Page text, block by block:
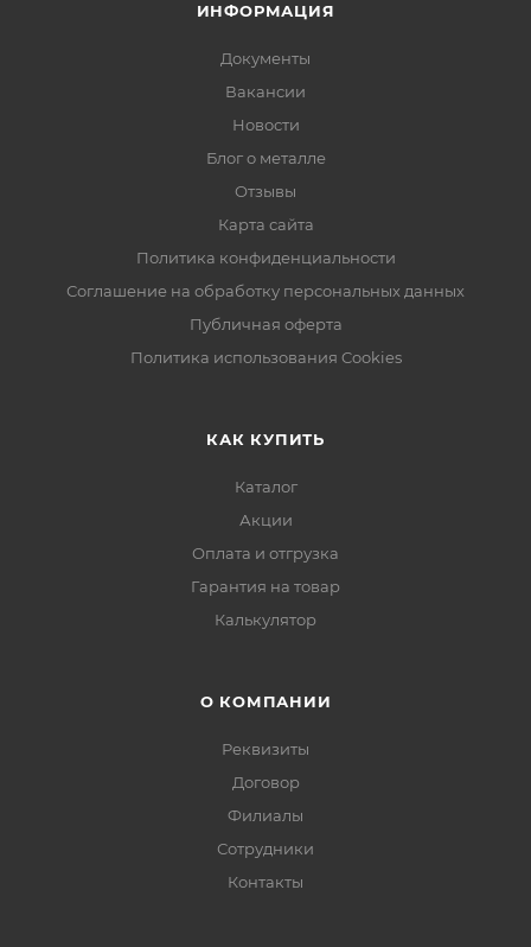
ИНФОРМАЦИЯ
Документы
Вакансии
Новости
Блог о металле
Отзывы
Карта сайта
Политика конфиденциальности
Соглашение на обработку персональных данных
Публичная оферта
Политика использования Cookies
КАК КУПИТЬ
Каталог
Акции
Оплата и отгрузка
Гарантия на товар
Калькулятор
О КОМПАНИИ
Реквизиты
Договор
Филиалы
Сотрудники
Контакты